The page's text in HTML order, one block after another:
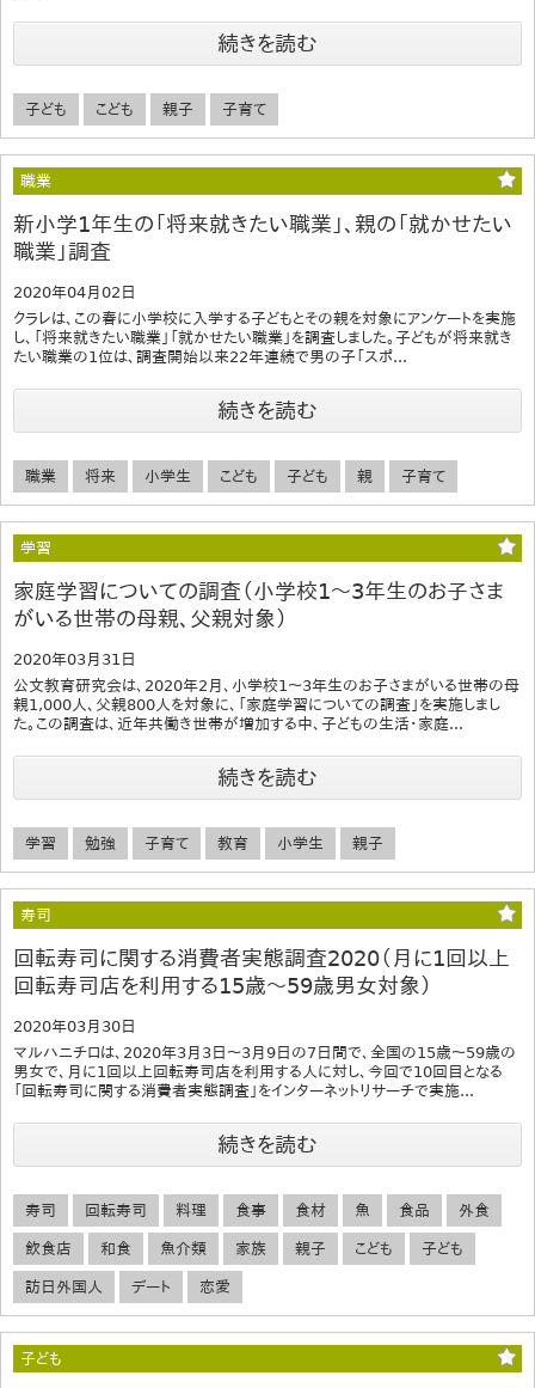
続きを読む
子ども こども 親子 子育て
職業
新小学1年生の「将来就きたい職業」、親の「就かせたい
職業」調査
2020年04月02日
クラレは、この春に小学校に入学する子どもとその親を対象にアンケートを実施
し、「将来就きたい職業」「就かせたい職業」を調査しました。子どもが将来就き
たい職業の1位は、調査開始以来22年連続で男の子「スポ...
続きを読む
職業 将来 小学生 こども 子ども 親 子育て
学習
家庭学習についての調査（小学校1～3年生のお子さま
がいる世帯の母親、父親対象）
2020年03月31日
公文教育研究会は、2020年2月、小学校1～3年生のお子さまがいる世帯の母
親1,000人、父親800人を対象に、「家庭学習についての調査」を実施しまし
た。この調査は、近年共働き世帯が増加する中、子どもの生活・家庭...
続きを読む
学習 勉強 子育て 教育 小学生 親子
寿司
回転寿司に関する消費者実態調査2020（月に1回以上
回転寿司店を利用する15歳～59歳男女対象）
2020年03月30日
マルハニチロは、2020年3月3日～3月9日の7日間で、全国の15歳～59歳の
男女で、月に1回以上回転寿司店を利用する人に対し、今回で10回目となる
「回転寿司に関する消費者実態調査」をインターネットリサーチで実施...
続きを読む
寿司 回転寿司 料理 食事 食材 魚 食品 外食
飲食店 和食 魚介類 家族 親子 こども 子ども
訪日外国人 デート 恋愛
子ども